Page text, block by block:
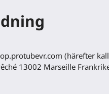
(härefter
13002 Marseille